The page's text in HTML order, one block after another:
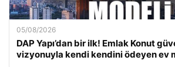
05/08/2026
DAP Yapı’dan bir ilk! Emlak Konut
vizyonuyla kendi kendini ödeyen ev